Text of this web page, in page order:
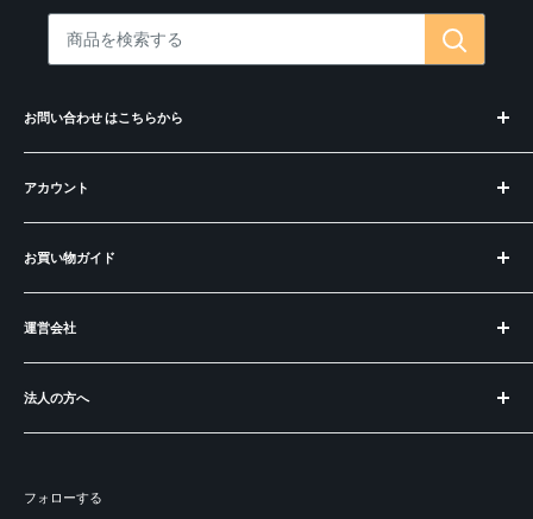
お問い合わせ はこちらから
お問合せ・コンシェルジュ
偽サイトにご注意ください
アカウント
ログイン
アカウントを作成
お買い物ガイド
お知らせ
BECOS とは？
ラッピングについて
ご購入の前に
よくある質問
運営会社
運営会社
特定商取引法に基づく表記
プライバシーポリシー
パートナー＆掲載実績
法人の方へ
出品：メーカー様・職人の皆様へ
募集：販売パートナー
フォローする